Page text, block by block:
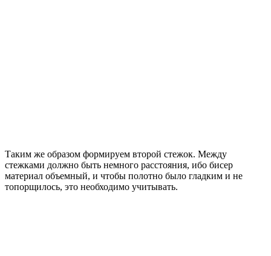
Таким же образом формируем второй стежок. Между
стежками должно быть немного расстояния, ибо бисер
материал объемный, и чтобы полотно было гладким и не
топорщилось, это необходимо учитывать.